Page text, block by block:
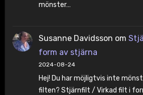
mönster…
Susanne Davidsson om
form av stjärna
2024-08-24
Hej! Du har möjligtvis inte
filten? Stjärnfilt / Virkad filt i